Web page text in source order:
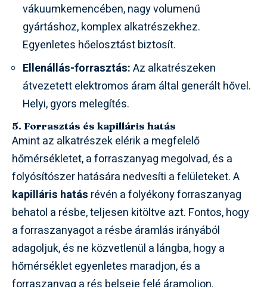
vákuumkemencében, nagy volumenű
gyártáshoz, komplex alkatrészekhez.
Egyenletes hőelosztást biztosít.
Ellenállás-forrasztás:Az alkatrészeken
átvezetett elektromos áram által generált hővel.
Helyi, gyors melegítés.
5. Forrasztás és kapilláris hatás
Amint az alkatrészek elérik a megfelelő
hőmérsékletet, a forraszanyag megolvad, és a
folyósítószer hatására nedvesíti a felületeket. A
kapilláris hatás révén a folyékony forraszanyag
behatol a résbe, teljesen kitöltve azt. Fontos, hogy
a forraszanyagot a résbe áramlás irányából
adagoljuk, és ne közvetlenül a lángba, hogy a
hőmérséklet egyenletes maradjon, és a